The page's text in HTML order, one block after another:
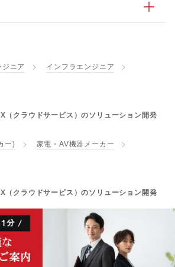
ジニア インフラエンジニア
（クラウドサービス）のソリューション開発
ー) 家電・AV機器メーカー
（クラウドサービス）のソリューション開発